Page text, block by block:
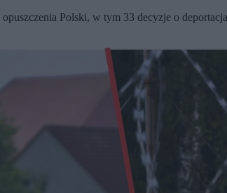
Polski, w tym 33 decyzje o